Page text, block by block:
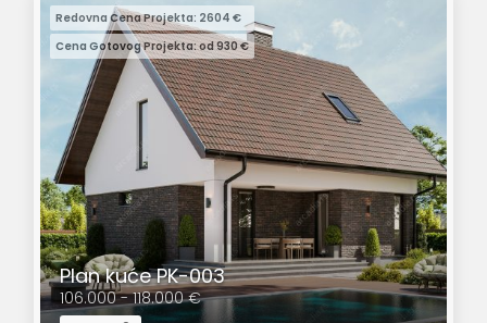
Redovna Cena Projekta: 2604 €
Cena Gotovog Projekta: od 930 €
Plan kuće PK-003
106.000 - 118.000 €